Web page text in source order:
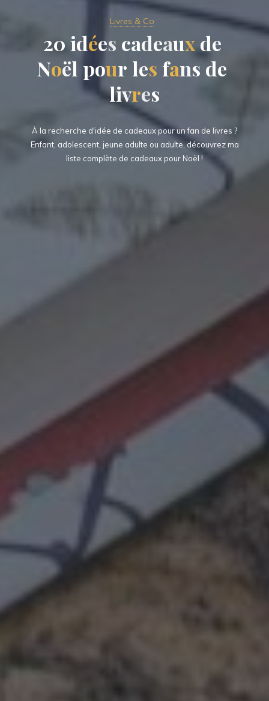
Livres & Co
20
0 idées caddeaux d
de
Noël pour les fans
s de
livvres
À la recherche d'idée de cadeaux pour un fan de livres ?
Enfant, adolescent, jeune adulte ou adulte, découvrez ma
liste complète de cadeaux pour Noël !